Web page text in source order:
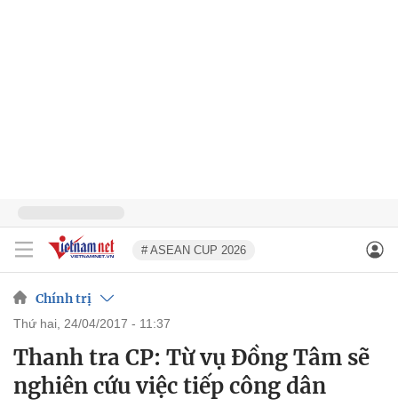
# ASEAN CUP 2026
Chính trị
thứ hai, 24/04/2017 - 11:37
Thanh tra CP: Từ vụ Đồng Tâm sẽ
nghiên cứu việc tiếp công dân